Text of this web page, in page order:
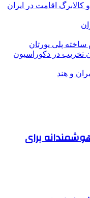
کالابرگ اقامت در ایران
ساخته پلی یورتان
تخریب در دکوراسیون
و هند
برای